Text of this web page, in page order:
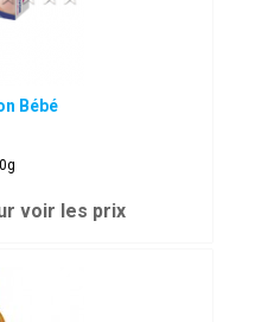
Bébé
voir les prix